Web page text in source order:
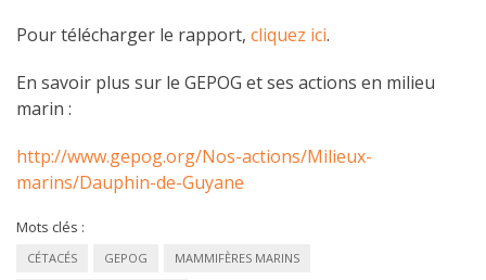
Pour télécharger le rapport, cliquez ici.
En savoir plus sur le GEPOG et ses actions en milieu
marin :
http://www.gepog.org/Nos-actions/Milieux-
marins/Dauphin-de-Guyane
Mots clés :
CÉTACÉS GEPOG MAMMIFÈRES MARINS